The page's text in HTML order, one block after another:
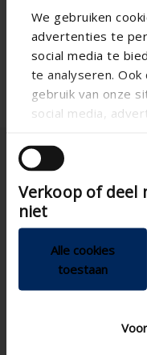
We gebruiken
advertenties te
social media te
te analyseren.
gebruik van onze
social media,
andere informatie
die ze hebben
van hun services.
Verkoop of deel
niet
Alle cookies
toestaan